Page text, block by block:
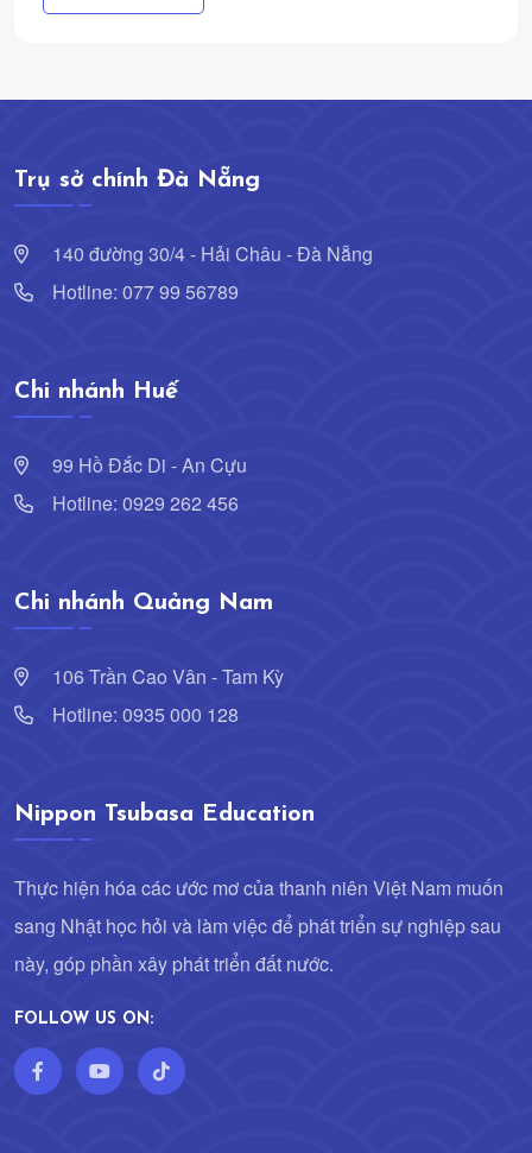
Trụ sở chính Đà Nẵng
140 đường 30/4 - Hải Châu - Đà Nẵng
Hotline: 077 99 56789
Chi nhánh Huế
99 Hồ Đắc Di - An Cựu
Hotline: 0929 262 456
Chi nhánh Quảng Nam
106 Trần Cao Vân - Tam Kỳ
Hotline: 0935 000 128
Nippon Tsubasa Education
Thực hiện hóa các ước mơ của thanh niên Việt Nam muốn
sang Nhật học hỏi và làm việc để phát triển sự nghiệp sau
này, góp phần xây phát triển đất nước.
FOLLOW US ON: